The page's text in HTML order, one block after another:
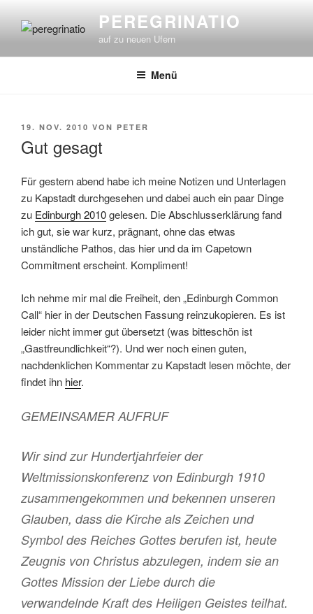
Inhalt
PEREGRINATIO
auf zu neuen Ufern
Menü
VERÖFFENTLICHT
19. NOV. 2010 VON PETER
Gut gesagt
Für gestern abend habe ich meine Notizen und Unterlagen
zu Kapstadt durchgesehen und dabei auch ein paar Dinge
zu Edinburgh 2010gelesen. Die Abschlusserklärung fand
ich gut, sie war kurz, prägnant, ohne das etwas
unständliche Pathos, das hier und da im Capetown
Commitment erscheint. Kompliment!
Ich nehme mir mal die Freiheit, den „Edinburgh Common
Call“ hier in der Deutschen Fassung reinzukopieren. Es ist
leider nicht immer gut übersetzt (was bitteschön ist
„Gastfreundlichkeit“?). Und wer noch einen guten,
nachdenklichen Kommentar zu Kapstadt lesen möchte, der
findet ihn hier.
GEMEINSAMER AUFRUF
Wir sind zur Hundertjahrfeier der
Weltmissionskonferenz von Edinburgh 1910
zusammengekommen und bekennen unseren
Glauben, dass die Kirche als Zeichen und
Symbol des Reiches Gottes berufen ist, heute
Zeugnis von Christus abzulegen, indem sie an
Gottes Mission der Liebe durch die
verwandelnde Kraft des Heiligen Geistes teilhat.